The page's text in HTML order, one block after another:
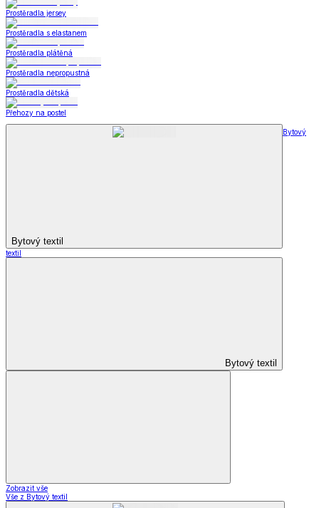
Prostěradla jersey
Prostěradla s elastanem
Prostěradla plátěná
Prostěradla nepropustná
Prostěradla dětská
Přehozy na postel
Bytový textil
Bytový
textil
Bytový textil
Zobrazit vše
Vše z Bytový textil